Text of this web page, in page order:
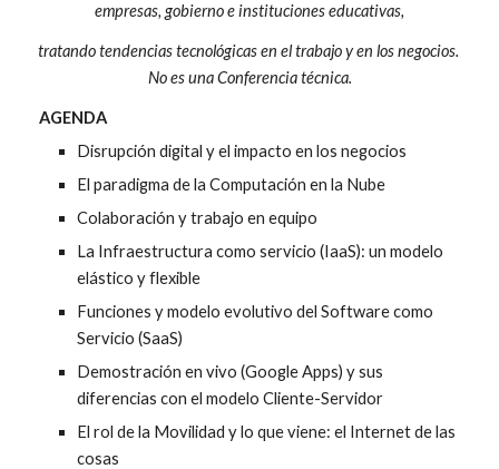
empresas, gobierno e instituciones educativas,
tratando tendencias tecnológicas en el trabajo y en los negocios.
No es una Conferencia técnica.
  AGENDA
Disrupción digital y el impacto en los negocios
El paradigma de la Computación en la Nube
Colaboración y trabajo en equipo
La Infraestructura como servicio (IaaS): un modelo
elástico y flexible
Funciones y modelo evolutivo del Software como
Servicio (SaaS)
Demostración en vivo (Google Apps) y sus
diferencias con el modelo Cliente-Servidor
El rol de la Movilidad y lo que viene: el Internet de las
cosas